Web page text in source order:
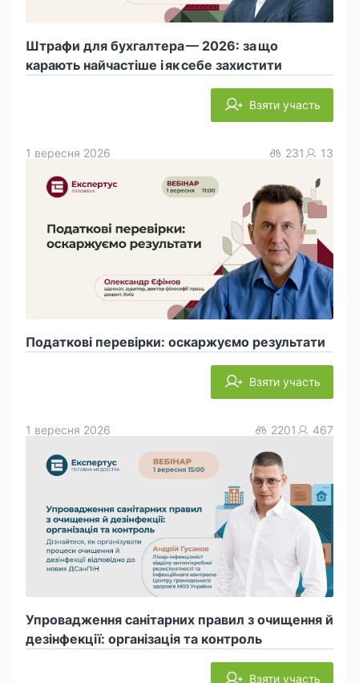
Штрафи для бухгалтера — 2026: за що
карають найчастіше і як себе захистити
Взяти участь
Податкові перевірки: оскаржуємо результати
1 вересня 2026 231 13
Взяти участь
Упровадження санітарних правил з очищення й
дезінфекції: організація та контроль
1 вересня 2026 2201 467
Взяти участь